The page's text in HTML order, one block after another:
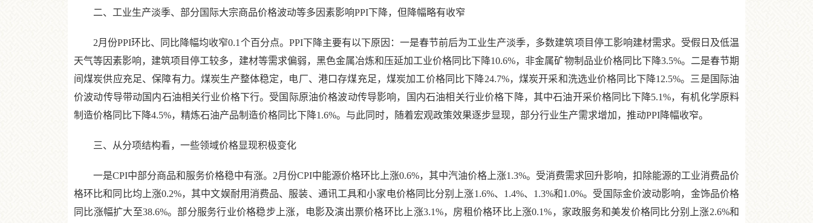
二、工业生产淡季、部分国际大宗商品价格波动等多因素影响PPI下降，但降幅略有收窄
2月份PPI环比、同比降幅均收窄0.1个百分点。PPI下降主要有以下原因：一是春节前后为工业生产淡季，多数建筑项目停工影响建材需求。受假日及低温
天气等因素影响，建筑项目停工较多，建材等需求偏弱，黑色金属冶炼和压延加工业价格同比下降10.6%，非金属矿物制品业价格同比下降3.5%。二是春节期
间煤炭供应充足、保障有力。煤炭生产整体稳定，电厂、港口存煤充足，煤炭加工价格同比下降24.7%，煤炭开采和洗选业价格同比下降12.5%。三是国际油
价波动传导带动国内石油相关行业价格下行。受国际原油价格波动传导影响，国内石油相关行业价格下降，其中石油开采价格同比下降5.1%，有机化学原料
制造价格同比下降4.5%，精炼石油产品制造价格同比下降1.6%。与此同时，随着宏观政策效果逐步显现，部分行业生产需求增加，推动PPI降幅收窄。
三、从分项结构看，一些领域价格显现积极变化
一是CPI中部分商品和服务价格稳中有涨。2月份CPI中能源价格环比上涨0.6%，其中汽油价格上涨1.3%。受消费需求回升影响，扣除能源的工业消费品价
格环比和同比均上涨0.2%，其中文娱耐用消费品、服装、通讯工具和小家电价格同比分别上涨1.6%、1.4%、1.3%和1.0%。受国际金价波动影响，金饰品价格
同比涨幅扩大至38.6%。部分服务行业价格稳步上涨，电影及演出票价格环比上涨3.1%，房租价格环比上涨0.1%，家政服务和美发价格同比分别上涨2.6%和